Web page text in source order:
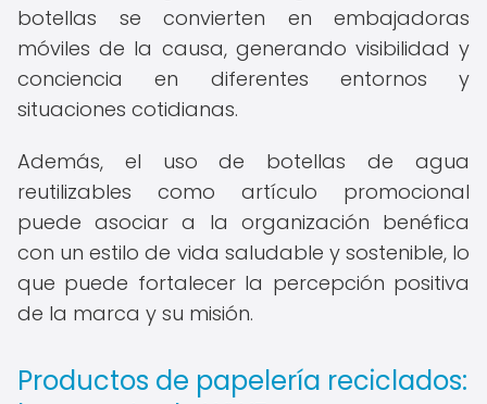
botellas se convierten en embajadoras
móviles de la causa, generando visibilidad y
conciencia en diferentes entornos y
situaciones cotidianas.
Además, el uso de botellas de agua
reutilizables como artículo promocional
puede asociar a la organización benéfica
con un estilo de vida saludable y sostenible, lo
que puede fortalecer la percepción positiva
de la marca y su misión.
Productos de papelería reciclados: